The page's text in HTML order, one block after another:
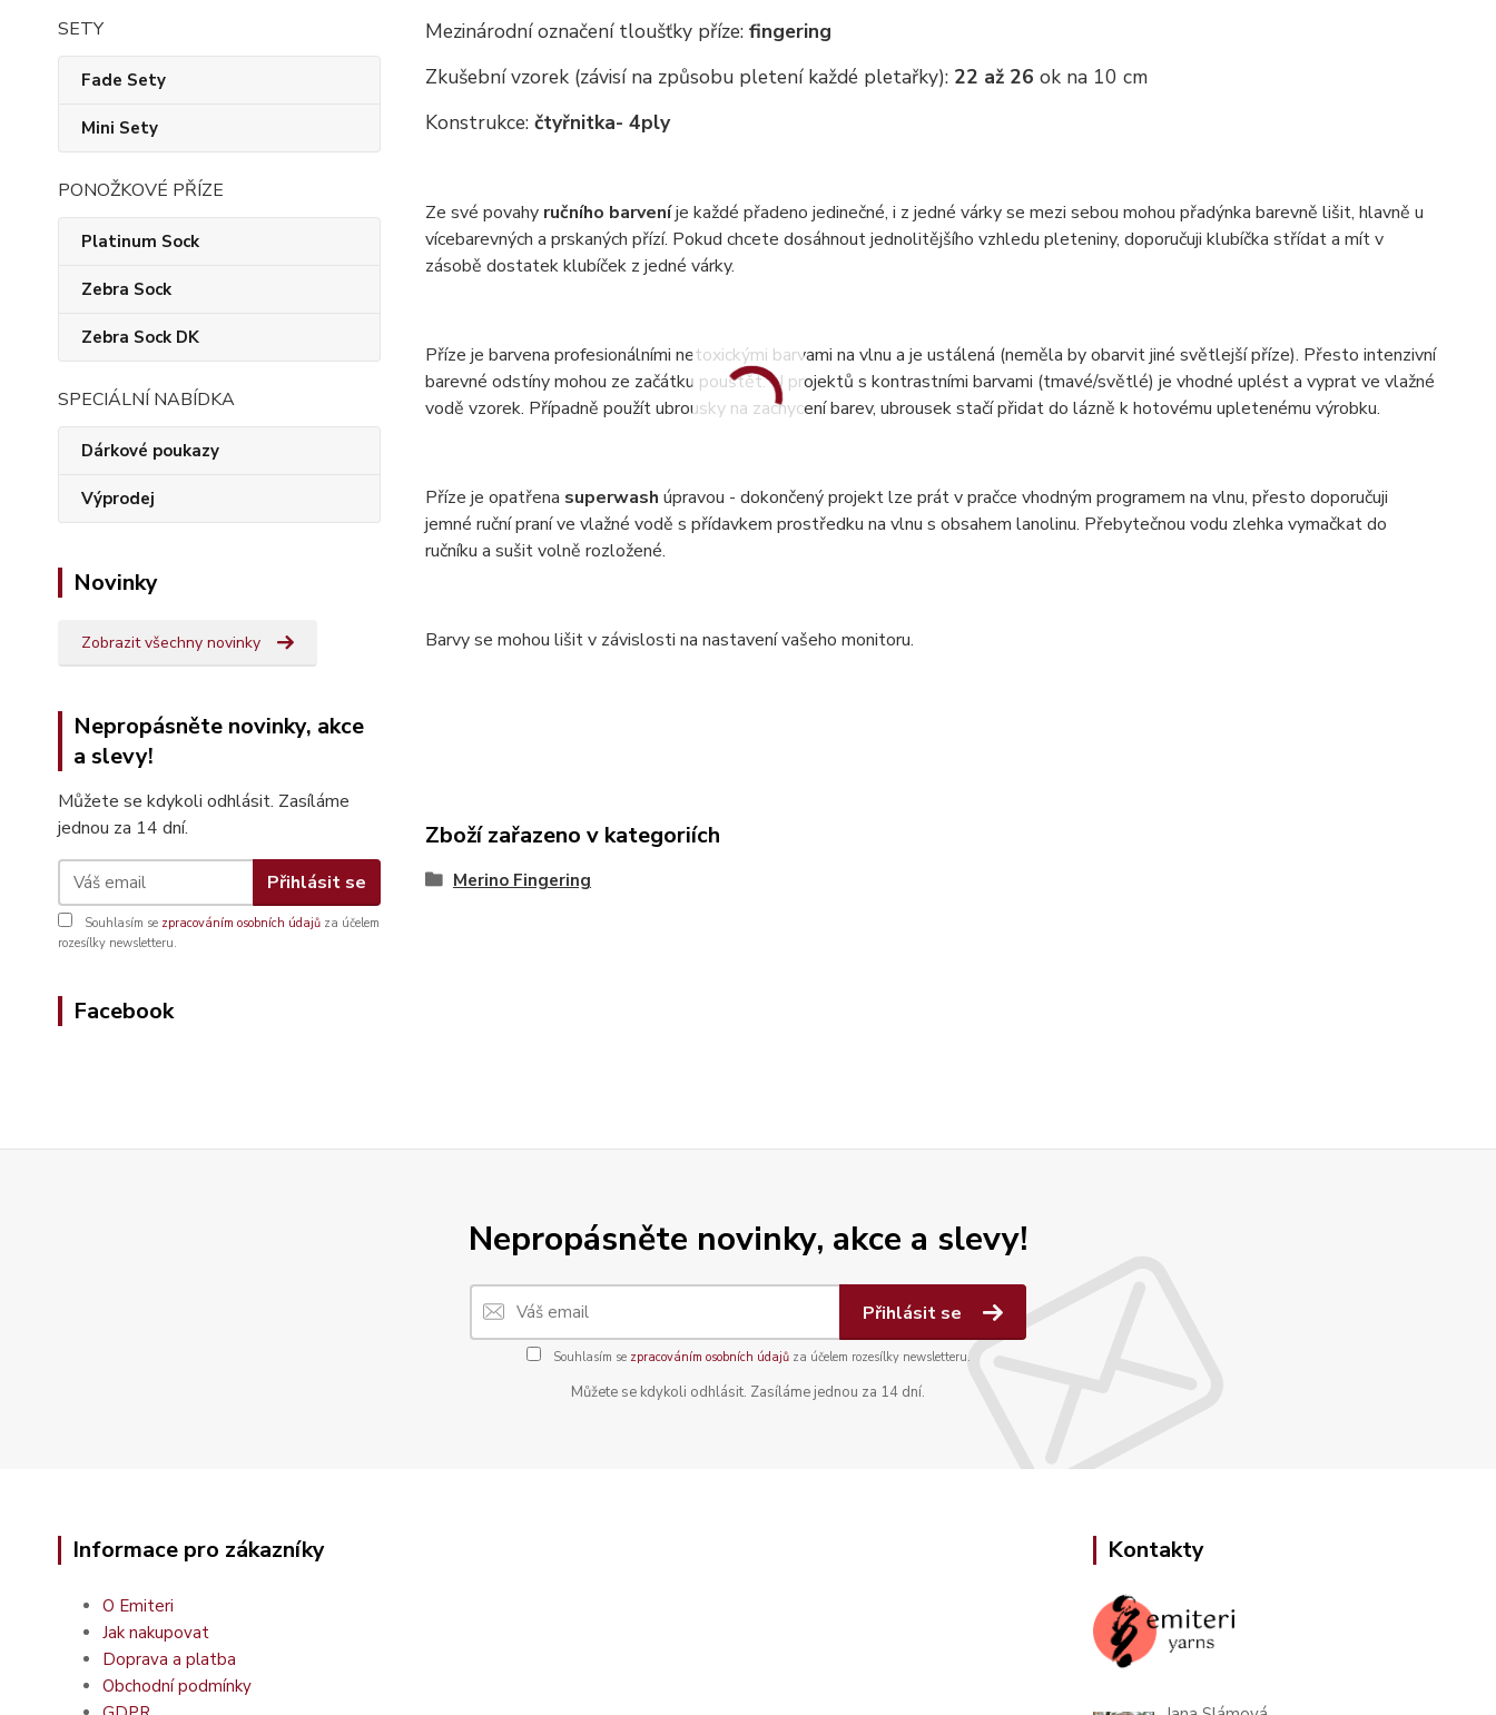
SETY
Fade Sety
Mini Sety
PONOŽKOVÉ PŘÍZE
Platinum Sock
Zebra Sock
Zebra Sock DK
SPECIÁLNÍ NABÍDKA
Dárkové poukazy
Výprodej
Novinky
Zobrazit všechny novinky
Nepropásněte novinky, akce
a slevy!
Můžete se kdykoli odhlásit. Zasíláme
jednou za 14 dní.
Přihlásit se
Souhlasím se zpracováním osobních údajů za účelem
rozesílky newsletteru.
Facebook
Mezinárodní označení tloušťky příze: fingering
Zkušební vzorek (závisí na způsobu pletení každé pletařky): 22 až 26 ok na 10 cm
Konstrukce: čtyřnitka- 4ply
Ze své povahyručního barveníje každé přadeno jedinečné, i z jedné várky se mezi sebou mohou přadýnka barevně lišit, hlavně u
vícebarevných a prskaných přízí. Pokud chcete dosáhnout jednolitějšího vzhledu pleteniny, doporučuji klubíčka střídat a mít v
zásobě dostatek klubíček z jedné várky.
Příze je barvena profesionálními netoxickými barvami na vlnu a je ustálená (neměla by obarvit jiné světlejší příze). Přesto intenzivní
barevné odstíny mohou ze začátku pouštět. U projektů s kontrastními barvami (tmavé/světlé) je vhodné uplést a vyprat ve vlažné
vodě vzorek. Případně použít ubrousky na zachycení barev, ubrousek stačí přidat do lázně k hotovému upletenému výrobku.
Příze je opatřena superwash úpravou - dokončený projekt lze prát v pračce vhodným programem na vlnu, přesto doporučuji
jemné ruční praní ve vlažné vodě s přídavkem prostředku na vlnu s obsahem lanolinu. Přebytečnou vodu zlehka vymačkat do
ručníku a sušit volně rozložené.
Barvy se mohou lišit v závislosti na nastavení vašeho monitoru.
Zboží zařazeno v kategoriích
Merino Fingering
Nepropásněte novinky, akce a slevy!
Přihlásit se
Souhlasím se zpracováním osobních údajůza účelem rozesílky newsletteru.
Můžete se kdykoli odhlásit. Zasíláme jednou za 14 dní.
Informace pro zákazníky
O Emiteri
Jak nakupovat
Doprava a platba
Obchodní podmínky
Kontakty